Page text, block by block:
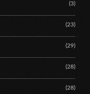
(3)
(23)
(29)
(28)
(28)